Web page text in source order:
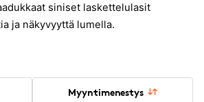
siniset laskettelulasit
ja näkyvyyttä lumella.
Myyntimenestys